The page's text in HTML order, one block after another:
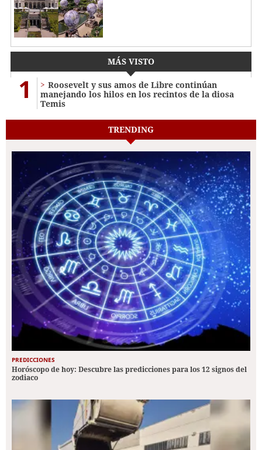
MÁS VISTO
1
Roosevelt y sus amos de Libre continúan
manejando los hilos en los recintos de la diosa
Temis
TRENDING
PREDICCIONES
Horóscopo de hoy: Descubre las predicciones para los 12 signos del
zodiaco